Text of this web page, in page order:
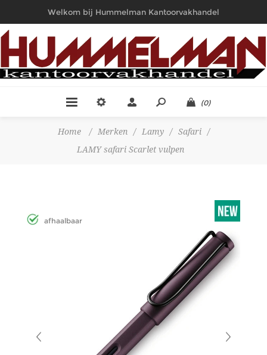
Welkom bij Hummelman Kantoorvakhandel
(0)
Home / Merken / Lamy / Safari
/
LAMY safari Scarlet vulpen
afhaalbaar